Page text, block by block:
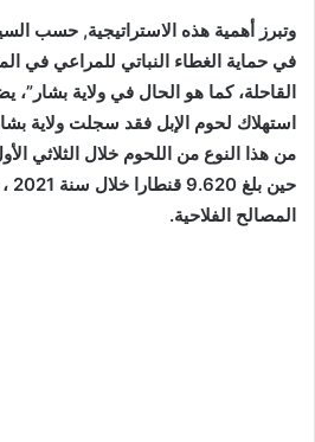
وتبرز أهمية هذه الاستراتيجية, حسب
في حماية الغطاء النباتي للمراعي في
القاحلة، كما هو الحال في ولاية
من هذا النوع من اللحوم خلال الثلاثي
حين بلغ 9.620
المصالح الفلاحية.